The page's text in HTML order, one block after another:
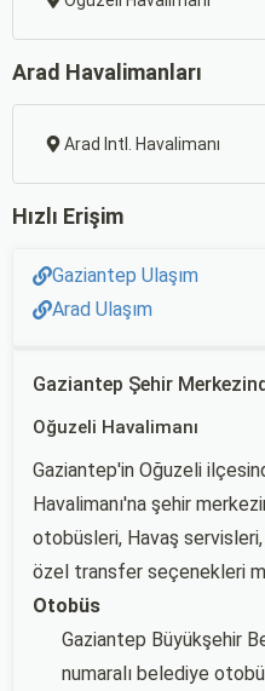
Arad Havalimanları
Arad Intl. Havalimanı
Hızlı Erişim
Gaziantep Ulaşım
Arad Ulaşım
Gaziantep Şehir
Oğuzeli Havalimanı
Gaziantep'in Oğuzeli
Havalimanı'na şehir
otobüsleri, Havaş
özel transfer seçenekleri
Otobüs
Gaziantep Büyükşehir
numaralı belediye